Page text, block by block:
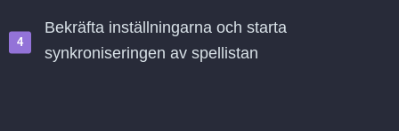
Bekräfta inställningarna och starta
synkroniseringen av spellistan